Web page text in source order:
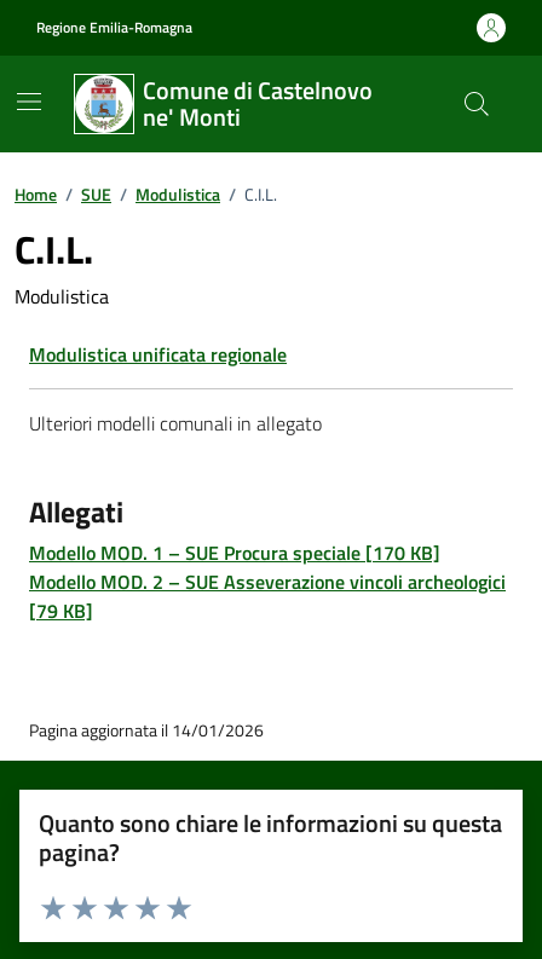
Regione Emilia-Romagna
Comune di Castelnovo
ne' Monti
Home / SUE / Modulistica / C.I.L.
C.I.L.
Modulistica
Modulistica unificata regionale
Ulteriori modelli comunali in allegato
Allegati
Modello MOD. 1 – SUE Procura speciale [170 KB]
Modello MOD. 2 – SUE Asseverazione vincoli archeologici
[79 KB]
Pagina aggiornata il 14/01/2026
Quanto sono chiare le informazioni su questa
pagina?
Valuta 5 stelle su 5
Valuta 4 stelle su 5
Valuta 3 stelle su 5
Valuta 2 stelle su 5
Valuta 1 stelle su 5